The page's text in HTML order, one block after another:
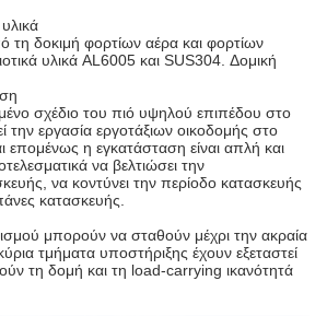
τη δοκιμή φορτίων αέρα και φορτίων
υλικά AL6005 και SUS304. Δομική
σχέδιο του πιό υψηλού επιπέδου στο
την εργασία εργοτάξιων οικοδομής στο
επομένως η εγκατάσταση είναι απλή και
να βελτιώσει την
να κοντύνει την περίοδο κατασκευής
κατασκευής.
μπορούν να σταθούν μέχρι την ακραία
τμήματα υποστήριξης έχουν εξεταστεί
τη δομή και τη load-carrying ικανότητά